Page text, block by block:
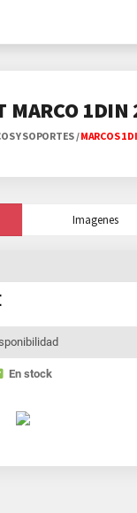
MARCO
Y SOPORTES/MARCOS 1
Imagenes
En stock